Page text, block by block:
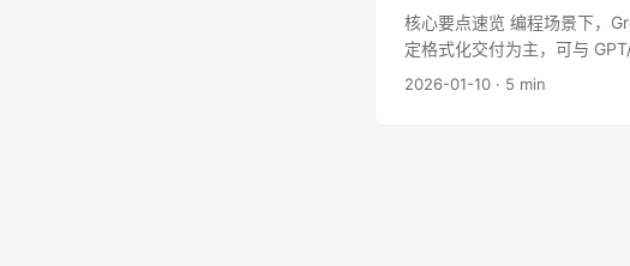
核心要点速览 编程场景下，
定格式化交付为主，可与
校与重构”。 最后更新时间：
2026-01-10 · 5 min